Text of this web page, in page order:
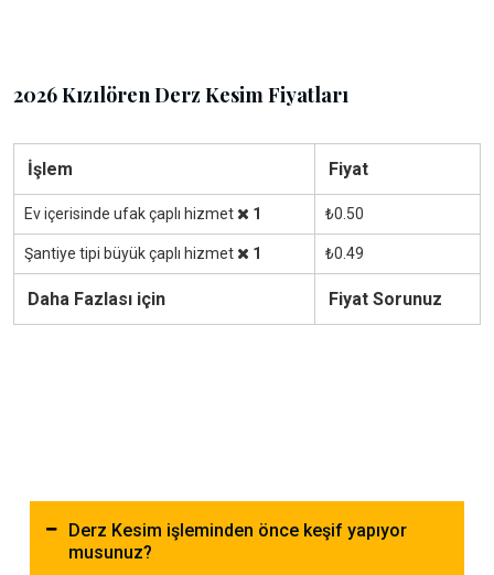
2026 Kızılören Derz Kesim Fiyatları
İşlem Fiyat
Ev içerisinde ufak çaplı hizmet 1 ₺0.50
Şantiye tipi büyük çaplı hizmet 1 ₺0.49
Daha Fazlası için Fiyat Sorunuz
Derz Kesim işleminden önce keşif yapıyor
musunuz?